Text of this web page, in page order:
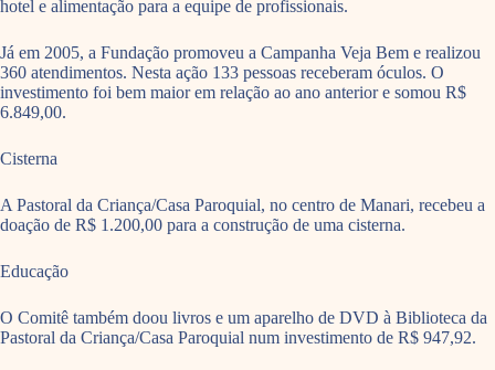
hotel e alimentação para a equipe de profissionais.
Já em 2005, a Fundação promoveu a Campanha Veja Bem e realizou
360 atendimentos. Nesta ação 133 pessoas receberam óculos. O
investimento foi bem maior em relação ao ano anterior e somou R$
6.849,00.
Cisterna
A Pastoral da Criança/Casa Paroquial, no centro de Manari, recebeu a
doação de R$ 1.200,00 para a construção de uma cisterna.
Educação
O Comitê também doou livros e um aparelho de DVD à Biblioteca da
Pastoral da Criança/Casa Paroquial num investimento de R$ 947,92.